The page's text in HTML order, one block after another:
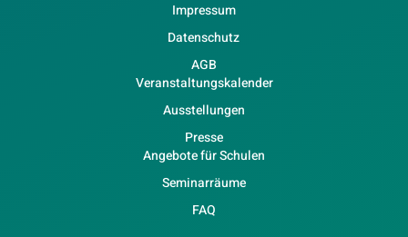
Impressum
Datenschutz
AGB
Veranstaltungskalender
Ausstellungen
Presse
Angebote für Schulen
Seminarräume
FAQ